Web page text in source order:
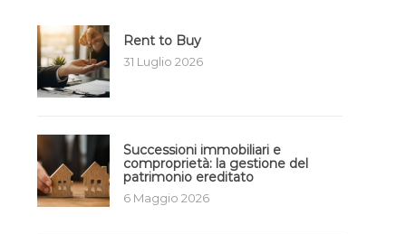
Rent to Buy
31 Luglio 2026
Successioni immobiliari e
comproprietà: la gestione del
patrimonio ereditato
6 Maggio 2026